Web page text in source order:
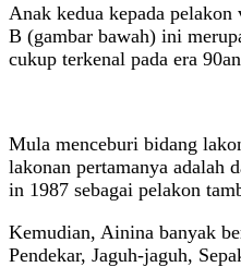
Anak kedua kepada
B (gambar bawah) ini
cukup terkenal pada era
Mula menceburi bidang
lakonan pertamanya adalah
in 1987 sebagai pelakon
Kemudian, Ainina banyak
Pendekar, Jaguh-jaguh,